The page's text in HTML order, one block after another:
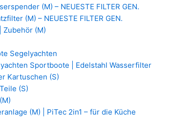
(M) – NEUESTE FILTER GEN.
(M) – NEUESTE FILTER GEN.
Zubehör (M)
Segelyachten
Sportboote | Edelstahl Wasserfilter
Kartuschen (S)
(S)
(M) | PiTec 2in1 – für die Küche